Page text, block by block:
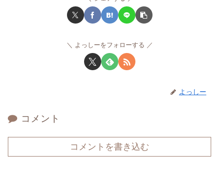
よっしーをフォローする
よっしー
コメント
コメントを書き込む